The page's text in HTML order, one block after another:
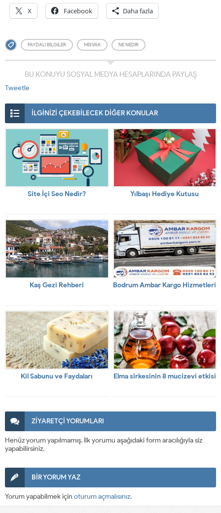
X Facebook Daha fazla
FAYDALI BILGILER MISVAK NE NEDIR
BU KONUYU SOSYAL MEDYA HESAPLARINDA PAYLAŞ
Tweetle
İLGİNİZİ ÇEKEBİLECEK DİĞER KONULAR
Site İçi Seo Nedir? Yılbaşı Hediye Kutusu
Kaş Gezi Rehberi Bodrum Ambar Kargo Hizmetleri
Kil Sabunu ve Faydaları Elma sirkesinin 8 mucizevi etkisi
ZİYARETÇİ YORUMLARI
Henüz yorum yapılmamış. İlk yorumu aşağıdaki form aracılığıyla siz
yapabilirsiniz.
BİR YORUM YAZ
Yorum yapabilmek için oturum açmalısınız.